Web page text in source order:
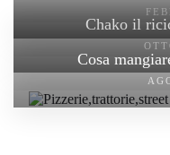
Chako il
Cosa